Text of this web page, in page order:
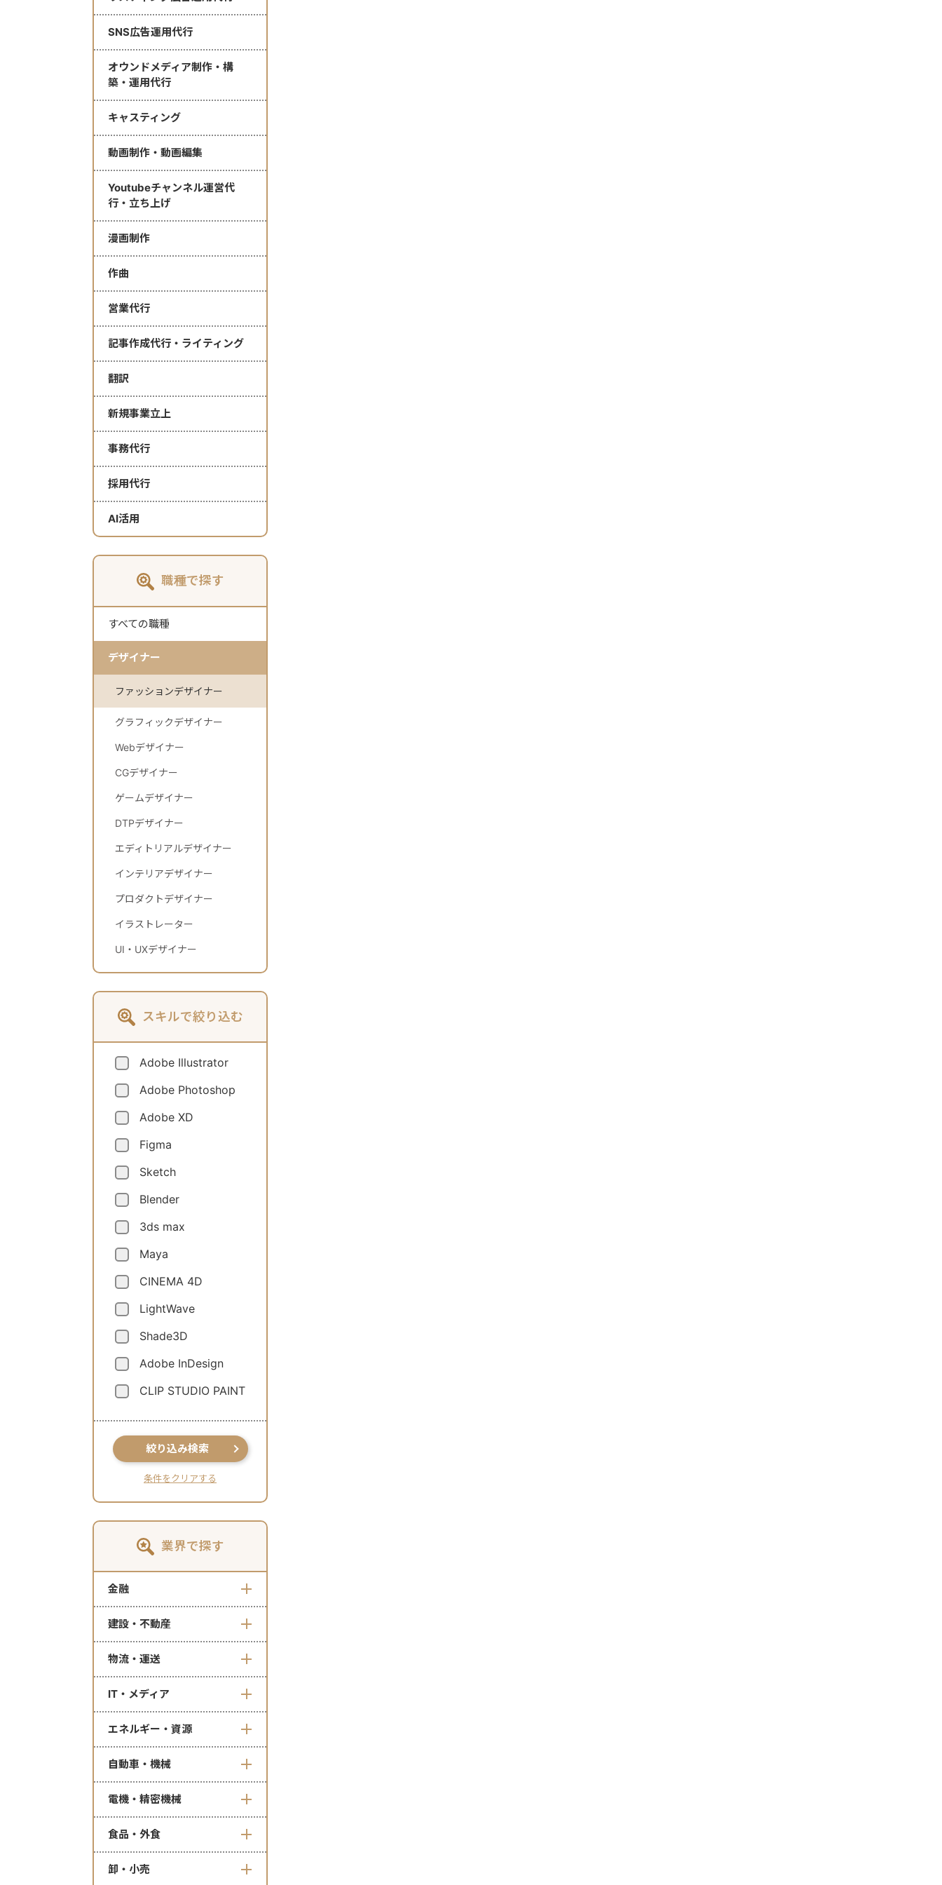
SNS広告運用代行
オウンドメディア制作・構
築・運用代行
キャスティング
動画制作・動画編集
Youtubeチャンネル運営代
行・立ち上げ
漫画制作
作曲
営業代行
記事作成代行・ライティング
翻訳
新規事業立上
事務代行
採用代行
AI活用
職種で探す
すべての職種
デザイナー
ファッションデザイナー
グラフィックデザイナー
Webデザイナー
CGデザイナー
ゲームデザイナー
DTPデザイナー
エディトリアルデザイナー
インテリアデザイナー
プロダクトデザイナー
イラストレーター
UI・UXデザイナー
スキルで絞り込む
Adobe Illustrator
Adobe Photoshop
Adobe XD
Figma
Sketch
Blender
3ds max
Maya
CINEMA 4D
LightWave
Shade3D
Adobe InDesign
CLIP STUDIO PAINT
絞り込み検索
条件をクリアする
業界で探す
金融
建設・不動産
物流・運送
IT・メディア
エネルギー・資源
自動車・機械
電機・精密機械
食品・外食
卸・小売